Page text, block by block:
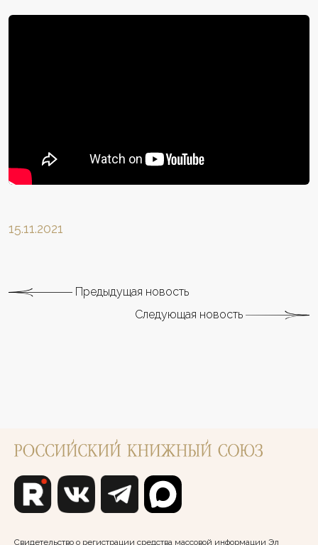
15.11.2021
Предыдущая новость
Следующая новость
Свидетельство о регистрации средства массовой информации Эл